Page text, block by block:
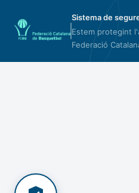
Sistema de
Estem protegint
Federació